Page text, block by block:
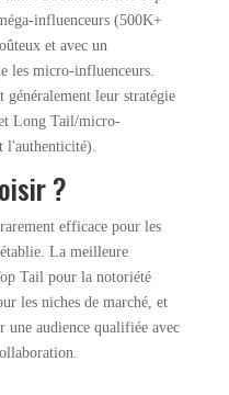
influenceurs (500K+
et avec un
les micro-influenceurs.
généralement leur stratégie
Long Tail/micro-
l'authenticité).
?
efficace pour les
La meilleure
Tail pour la notoriété
les niches de marché, et
une audience qualifiée avec